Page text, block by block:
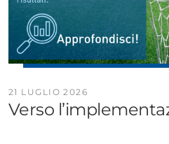
21 LUGLIO 2026
Verso